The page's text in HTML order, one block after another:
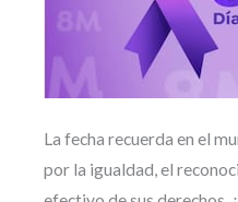
La fecha recuerda en el
por la igualdad, el